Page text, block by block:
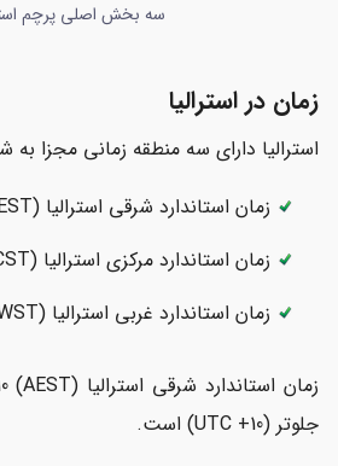
سه بخش اصلی پرچم
زمان در استرالیا
استرالیا دارای سه منطقه زمانی مجزا
زمان استاندارد شرقی استرالیا (AEST)
زمان استاندارد مرکزی استرالیا (ACST)
زمان استاندارد غربی استرالیا (AWST)
جلوتر (UTC +10) است.